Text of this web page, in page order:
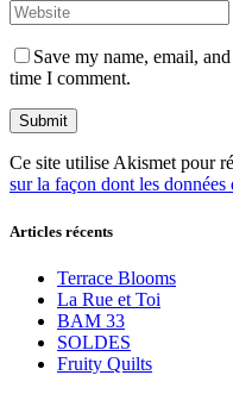
Save my name, email,
time I comment.
Ce site utilise Akismet pour
sur la façon dont les données
Articles récents
Terrace Blooms
La Rue et Toi
BAM 33
SOLDES
Fruity Quilts